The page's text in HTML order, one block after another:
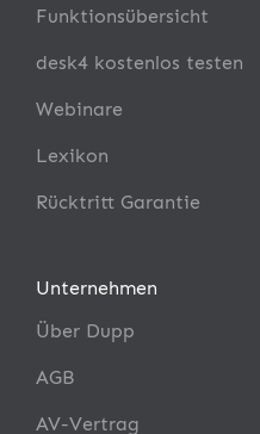
Funktionsübersicht
desk4 kostenlos testen
Webinare
Lexikon
Rücktritt Garantie
Unternehmen
Über Dupp
AGB
AV-Vertrag